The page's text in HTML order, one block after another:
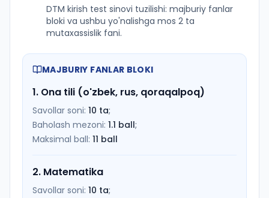
DTM kirish test sinovi tuzilishi: majburiy fanlar
bloki va ushbu yo'nalishga mos 2 ta
mutaxassislik fani.
MAJBURIY FANLAR BLOKI
1. Ona tili (o'zbek, rus, qoraqalpoq)
Savollar soni: 10 ta;
Baholash mezoni: 1.1 ball;
Maksimal ball: 11 ball
2. Matematika
Savollar soni: 10 ta;